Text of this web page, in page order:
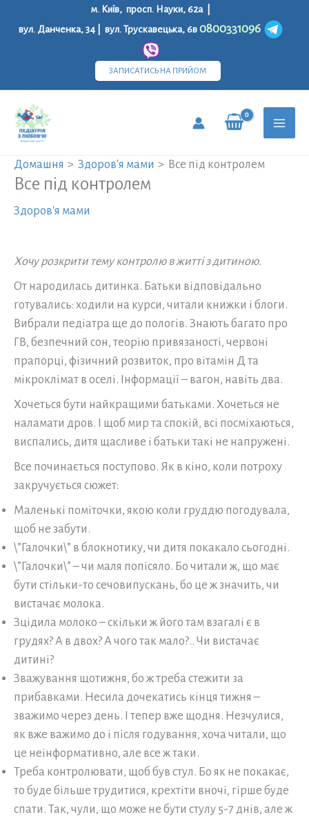
м. Київ, просп. Науки, 62а |
вул. Данченка, 34 | вул. Трускавецька, 6в 0800331096
ЗАПИСАТИСЬ НА ПРИЙОМ
Домашня Здоров'я мами Все під контролем
Все під контролем
Здоров'я мами
Хочу розкрити тему контролю в житті з дитиною.
От народилась дитинка. Батьки відповідально
готувались: ходили на курси, читали книжки і блоги.
Вибрали педіатра ще до пологів. Знають багато про
ГВ, безпечний сон, теорію привязаності, червоні
прапорці, фізичний розвиток, про вітамін Д та
мікроклімат в оселі. Інформації – вагон, навіть два.
Хочеться бути найкращими батьками. Хочеться не
наламати дров. І щоб мир та спокій, всі посміхаються,
виспались, дитя щасливе і батьки такі не напружені.
Все починається поступово. Як в кіно, коли потроху
закручується сюжет:
Маленькі поміточки, якою коли груддю погодувала,
щоб не забути.
\”Галочки\” в блокнотику, чи дитя покакало сьогодні.
\”Галочки\” – чи маля попісяло. Бо читали ж, що має
бути стільки-то сечовипускань, бо це ж значить, чи
вистачає молока.
Зцідила молоко – скільки ж його там взагалі є в
грудях? А в двох? А чого так мало?.. Чи вистачає
дитині?
Зважування щотижня, бо ж треба стежити за
прибавками. Несила дочекатись кінця тижня –
зважимо через день. І тепер вже щодня. Незчулися,
як вже важимо до і після годування, хоча читали, що
це неінформативно, але все ж таки.
Треба контролювати, щоб був стул. Бо як не покакає,
то буде більше трудитися, крехтіти вночі, гірше буде
спати. Так, чули, що може не бути стулу 5-7 днів, але ж